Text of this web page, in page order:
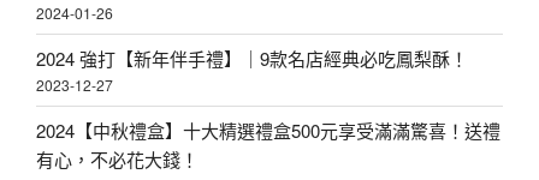
2024-01-26
2024 強打【新年伴手禮】｜9款名店經典必吃鳳梨酥！
2023-12-27
2024【中秋禮盒】十大精選禮盒500元享受滿滿驚喜！送禮
有心，不必花大錢！